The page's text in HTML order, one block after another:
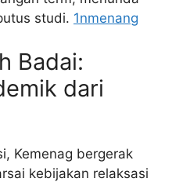
studi. 1nmenang
Badai:
dari
Kemenag bergerak
kebijakan relaksasi